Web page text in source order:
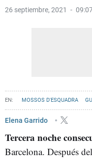
26 septiembre, 2021
MOSSOS D'ESQUADRA
Elena Garrido
Tercera noche
Barcelona. Después del